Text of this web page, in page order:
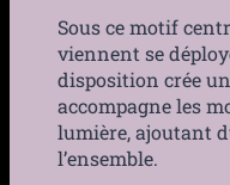
Sous ce motif
viennent se
disposition crée
accompagne les
lumière, ajoutant
l’ensemble.